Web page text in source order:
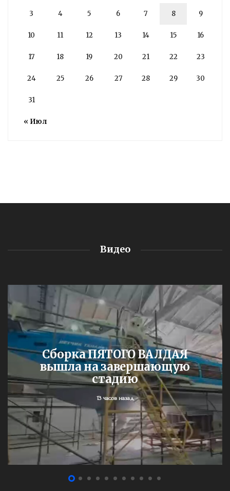
« Июл
3 4 5 6 7 8 9
10 11 12 13 14 15 16
17 18 19 20 21 22 23
24 25 26 27 28 29 30
31
Видео
Сборка ПЯТОГО ВАЛДАЯ
вышла на завершающую
стадию
13 часов назад